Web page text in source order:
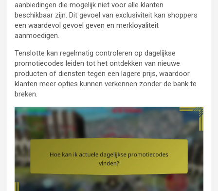
aanbiedingen die mogelijk niet voor alle klanten
beschikbaar zijn. Dit gevoel van exclusiviteit kan shoppers
een waardevol gevoel geven en merkloyaliteit
aanmoedigen.
Tenslotte kan regelmatig controleren op dagelijkse
promotiecodes leiden tot het ontdekken van nieuwe
producten of diensten tegen een lagere prijs, waardoor
klanten meer opties kunnen verkennen zonder de bank te
breken.